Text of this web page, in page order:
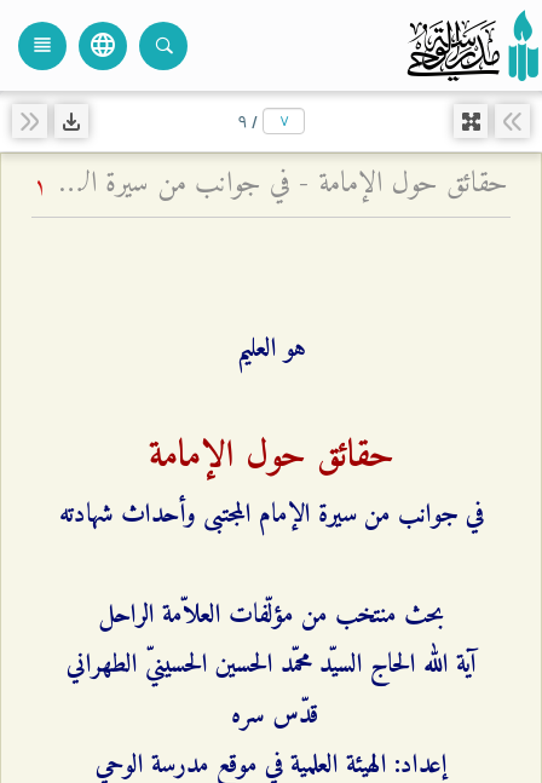
language
view_headline
/ ٩
حقائق حول الإمامة - في جوانب من سيرة الإمام المجتبى وأحداث شهادته 1
هو العليم
حقائق حول الإمامة
في جوانب من سيرة الإمام المجتبى وأحداث شهادته
بحث منتخب من مؤلّفات العلاّمة الراحل
آية الله الحاج السيّد محمّد الحسين الحسينيّ الطهراني
قدّس سره
إعداد: الهيئة العلمية في موقع مدرسة الوحي